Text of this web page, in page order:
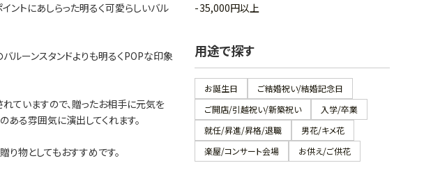
ントにあしらった明るく可愛らしいバル
ルーンスタンドよりも明るくPOPな印象
ていますので、贈ったお相手に元気を
ある雰囲気に演出してくれます。
物としてもおすすめです。
35,000円以上
用途で探す
お誕生日
ご結婚祝い/結婚記念日
ご開店/引越祝い/新築祝い
入学/卒業
就任/昇進/昇格/退職
男花/キメ花
楽屋/コンサート会場
お供え/ご供花